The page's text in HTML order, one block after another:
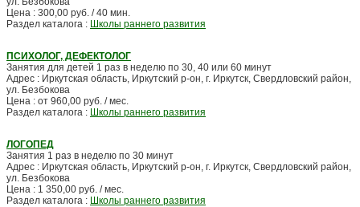
Цена : 300,00 руб. / 40 мин.
Раздел каталога : Школы раннего развития
ПСИХОЛОГ, ДЕФЕКТОЛОГ
Занятия для детей 1 раз в неделю по 30, 40 или 60 минут
Адрес : Иркутская область, Иркутский р-он, г. Иркутск, Свердловский район,
ул. Безбокова
Цена : от 960,00 руб. / мес.
Раздел каталога : Школы раннего развития
ЛОГОПЕД
Занятия 1 раз в неделю по 30 минут
Адрес : Иркутская область, Иркутский р-он, г. Иркутск, Свердловский район,
ул. Безбокова
Цена : 1 350,00 руб. / мес.
Раздел каталога : Школы раннего развития